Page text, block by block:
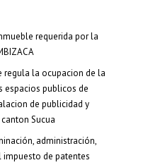
requerida por la
regula la ocupacion de la
espacios publicos de
de publicidad y
Sucua
administración,
de patentes